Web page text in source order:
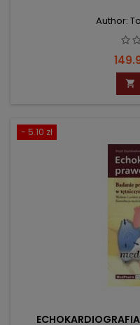
Author:
Price

- 5.10 zł